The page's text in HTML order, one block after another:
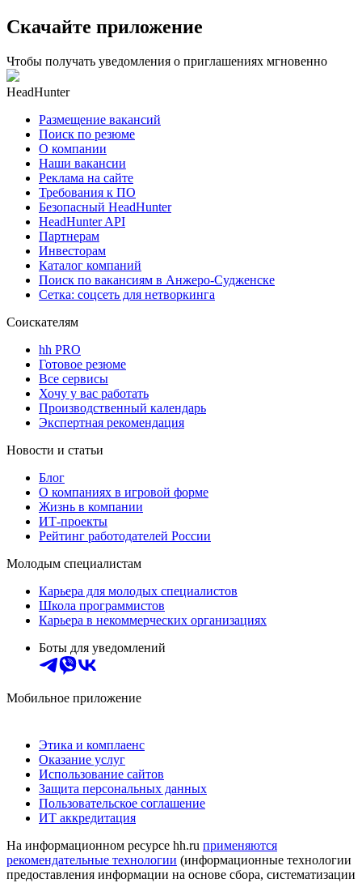
Скачайте приложение
Чтобы получать уведомления о приглашениях мгновенно
HeadHunter
Размещение вакансий
Поиск по резюме
О компании
Наши вакансии
Реклама на сайте
Требования к ПО
Безопасный HeadHunter
HeadHunter API
Партнерам
Инвесторам
Каталог компаний
Поиск по вакансиям в Анжеро-Судженске
Сетка: соцсеть для нетворкинга
Соискателям
hh PRO
Готовое резюме
Все сервисы
Хочу у вас работать
Производственный календарь
Экспертная рекомендация
Новости и статьи
Блог
О компаниях в игровой форме
Жизнь в компании
ИТ-проекты
Рейтинг работодателей России
Молодым специалистам
Карьера для молодых специалистов
Школа программистов
Карьера в некоммерческих организациях
Боты для уведомлений
Мобильное приложение
Этика и комплаенс
Оказание услуг
Использование сайтов
Защита персональных данных
Пользовательское соглашение
ИТ аккредитация
На информационном ресурсе hh.ru применяются
рекомендательные технологии (информационные технологии
предоставления информации на основе сбора, систематизации